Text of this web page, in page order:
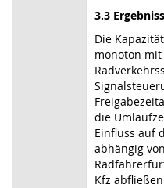
3.3
Die
monoton
die
Einfluss auf
abhängig
Kfz